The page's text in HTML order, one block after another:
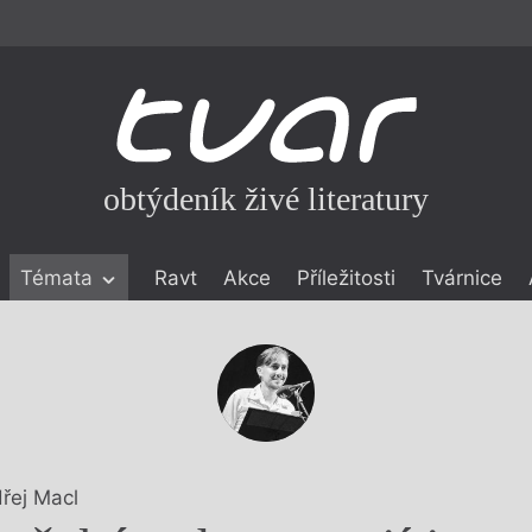
obtýdeník živé literatury
Témata Ravt Akce Příležitosti Tvárnice
Macl